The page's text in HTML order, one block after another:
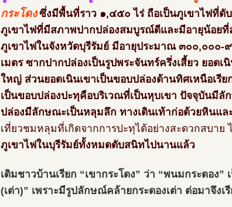
กระโดง ซึ่งมีพื้นที่ราว ๑,๔๕๐ ไร่ ถือเป็นภูเขาไฟที่
ภูเขาไฟที่มีสภาพปากปล่องสมบูรณ์ดีและมีอายุน้อยที่
ภูเขาไฟในจังหวัดบุรีรัมย์ มีอายุประมาณ ๓๐๐,๐๐๐-
เมตร ซากปากปล่องเป็นรูปพระจันทร์ครึ่งเสี้ยว ยอดเ
ใหญ่ ส่วนยอดเนินเขาเป็นขอบปล่องด้านทิศเหนือเรี
เป็นขอบปล่องปะทุคือบริเวณที่เป็นหุบเขา ปัจจุบันมีลั
ปล่องมีลักษณะเป็นหลุมลึก ทางเดินเท้าก่อด้วยหินแล
เที่ยวชมหลุมที่เกิดจากการปะทุได้อย่างสะดวกสบาย
ภูเขาไฟในบุรีรัมย์ทั้งหมดดับสนิทไปนานแล้ว
เดิมชาวบ้านเรียก “เขากระโดง” ว่า “พนมกระดอง”
(เต่า)” เพราะมีรูปลักษณ์คล้ายกระดองเต่า ต่อมาจึงเ